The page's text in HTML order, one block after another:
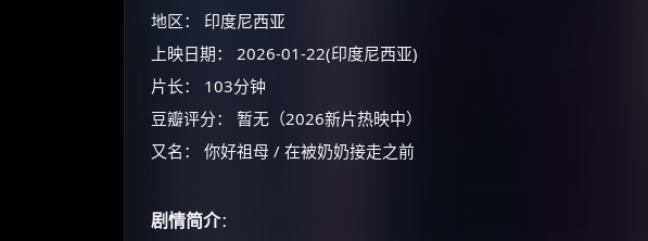
地区： 印度尼西亚
上映日期： 2026-01-22(印度尼西亚)
片长： 103分钟
豆瓣评分： 暂无（2026新片热映中）
又名： 你好祖母 / 在被奶奶接走之前
剧情简介：